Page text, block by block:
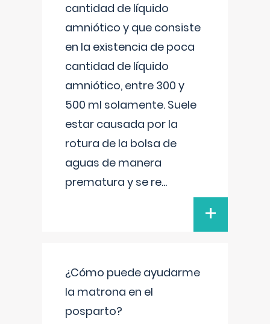
cantidad de líquido
amniótico y que consiste
en la existencia de poca
cantidad de líquido
amniótico, entre 300 y
500 ml solamente. Suele
estar causada por la
rotura de la bolsa de
aguas de manera
prematura y se re...
+
¿Cómo puede ayudarme
la matrona en el
posparto?